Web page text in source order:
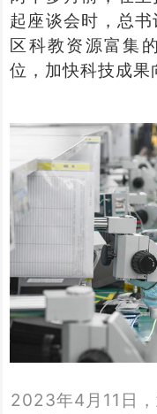
起座谈会时，总
区科教资源富集
位，加快科技成果
2023年4月11日